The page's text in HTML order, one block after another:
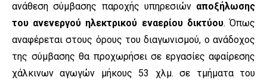
ανάθεση σύμβασης παροχής υπηρεσιών αποξήλωσης
του ανενεργού ηλεκτρικού εναερίου δικτύου. Όπως
αναφέρεται στους όρους του διαγωνισμού, ο ανάδοχος
της σύμβασης θα προχωρήσει σε εργασίες αφαίρεσης
χάλκινων αγωγών μήκους 53 χλμ. σε τμήματα του